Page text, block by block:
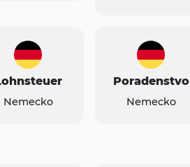
Nemecko
Poradenstvo
Nemecko